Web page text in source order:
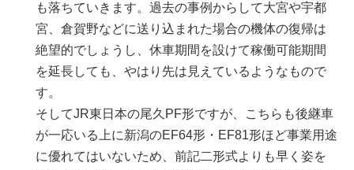
も落ちていきます。過去の事例からして大宮や宇都
宮、倉賀野などに送り込まれた場合の機体の復帰は
絶望的でしょうし、休車期間を設けて稼働可能期間
を延長しても、やはり先は見えているようなもので
す。
そしてJR東日本の尾久PF形ですが、こちらも後継車
が一応いる上に新潟のEF64形・EF81形ほど事業用途
に優れてはいないため、前記二形式よりも早く姿を